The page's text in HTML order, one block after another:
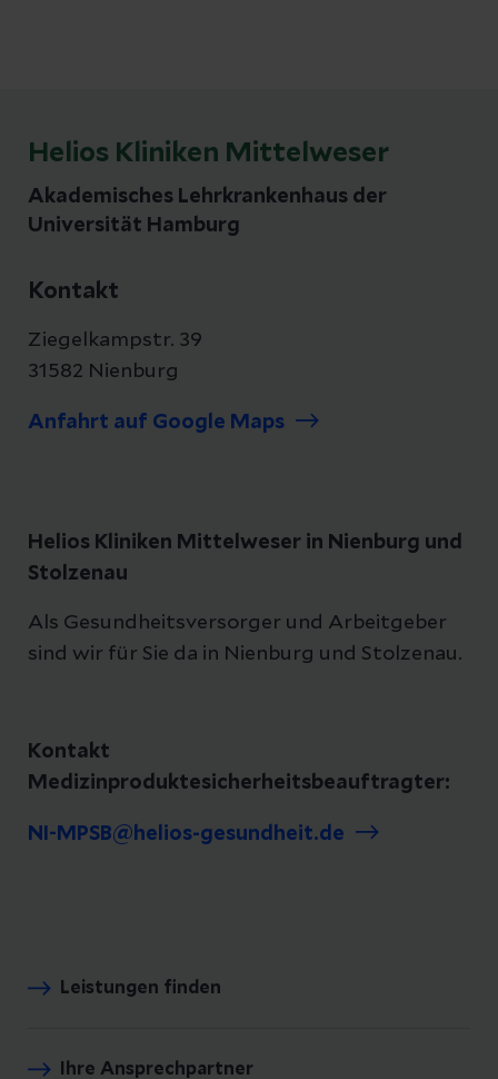
Fachabteilungen in Stolzenau und setzt deren
Ausbau konsequent fort.
Helios Kliniken Mittelweser
Akademisches Lehrkrankenhaus der
Universität Hamburg
Kontakt
Ziegelkampstr. 39
31582 Nienburg
Anfahrt auf Google Maps
Helios Kliniken Mittelweser in Nienburg und
Stolzenau
Als Gesundheitsversorger und Arbeitgeber
sind wir für Sie da in Nienburg und Stolzenau.
Kontakt
Medizinproduktesicherheitsbeauftragter:
NI-MPSB@helios-gesundheit.de
Leistungen finden
Ihre Ansprechpartner